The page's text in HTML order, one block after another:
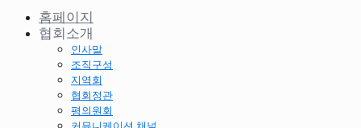
홈페이지
협회소개
인사말
조직구성
지역회
협회정관
평의원회